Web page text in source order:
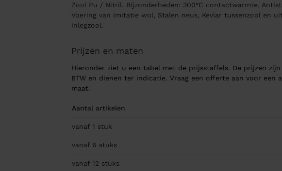
Zool Pu / Nitril. Bijzonderheden: 300°C contactwarmte,
Voering van imitatie wol, Stalen neus, Kevlar tussenzool en
inlegzool.
Prijzen en maten
Hieronder ziet u een tabel met de prijsstaffels. De prijzen zijn
BTW en dienen ter indicatie. Vraag een offerte aan voor een
maat.
Aantal artikelen
vanaf 1 stuk
vanaf 6 stuks
vanaf 12 stuks